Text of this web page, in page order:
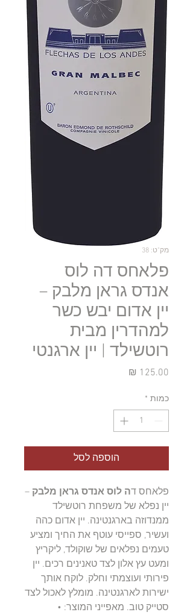
מק"ט: 38
פלאחס דה לוס
אנדס גראן מלבק –
יין אדום יבש כשר
למהדרין מבית
רוטשילד | יין ארגנטי
כמות *
הוספה לסל
פלאחס דה לוס אנדס גראן מלבק –
יין נפלא של משפחת רוטשילד
ממנדוזה בארגנטינה. יין אדום כהה
ועשיר, ספייסי עוטף את החיך ומציע
טעמים נפלאים של שוקולד, ליקריץ
ומעט עץ אלון לצד טאנינים רכים. יין
פירותי ועוצמתי וחלק. לוקח אותך
ישירות לארגנטינה. מומלץ לאכול לצד
סטייק טוב. מאפייני המוצר: •